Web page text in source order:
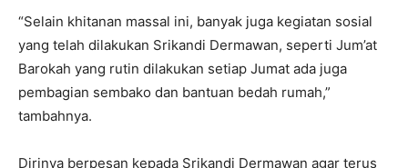
“Selain khitanan massal ini, banyak juga kegiatan sosial
yang telah dilakukan Srikandi Dermawan, seperti Jum’at
Barokah yang rutin dilakukan setiap Jumat ada juga
pembagian sembako dan bantuan bedah rumah,”
tambahnya.
Dirinya berpesan kepada Srikandi Dermawan agar terus